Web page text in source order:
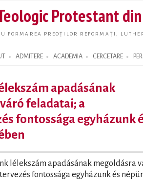
main
Protestant
FORMAREA PREOȚILOR REFORMAȚI,
ADMITERE ACADEMIA CERCETARE
apadásának
feladatai; a
fontossága egyházunk
lélekszám apadásának megoldásra
fontossága egyházunk és